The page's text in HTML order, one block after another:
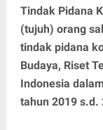
Tindak Pidana
(tujuh) orang
tindak pidana
Budaya, Riset
Indonesia
tahun 2019 s.d.